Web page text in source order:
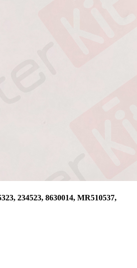
234523, 8630014, MR510537,